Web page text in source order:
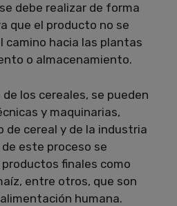
se debe realizar de forma
que el producto no se
camino hacia las plantas
o almacenamiento.
los cereales, se pueden
y maquinarias,
de cereal y de la industria
este proceso se
finales como
entre otros, que son
humana.